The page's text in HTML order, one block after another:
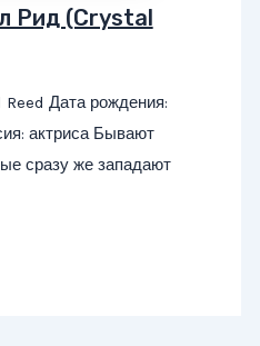
Рид (Crystal
Дата рождения:
актриса Бывают
сразу же западают